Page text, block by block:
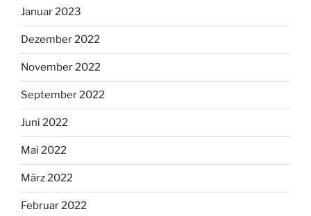
Januar 2023
Dezember 2022
November 2022
September 2022
Juni 2022
Mai 2022
März 2022
Februar 2022